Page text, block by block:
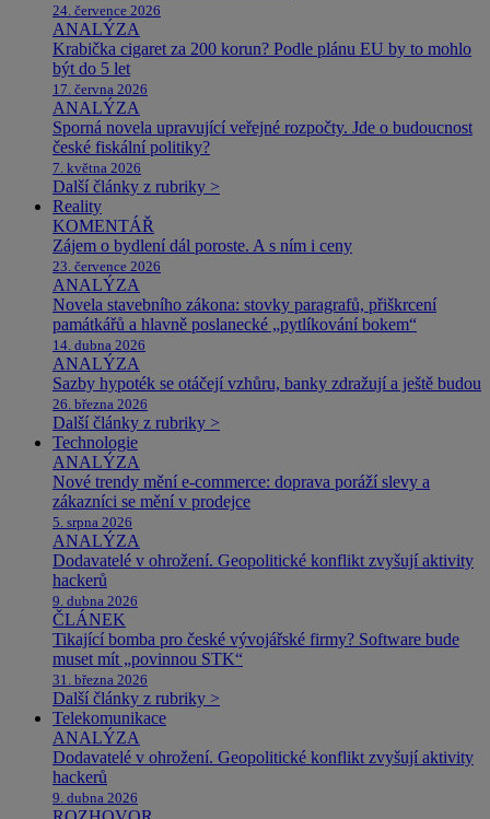
24. července 2026
ANALÝZA
Krabička cigaret za 200 korun? Podle plánu EU by to mohlo
být do 5 let
17. června 2026
ANALÝZA
Sporná novela upravující veřejné rozpočty. Jde o budoucnost
české fiskální politiky?
7. května 2026
Další články z rubriky >
Reality
KOMENTÁŘ
Zájem o bydlení dál poroste. A s ním i ceny
23. července 2026
ANALÝZA
Novela stavebního zákona: stovky paragrafů, přiškrcení
památkářů a hlavně poslanecké „pytlíkování bokem“
14. dubna 2026
ANALÝZA
Sazby hypoték se otáčejí vzhůru, banky zdražují a ještě budou
26. března 2026
Další články z rubriky >
Technologie
ANALÝZA
Nové trendy mění e-commerce: doprava poráží slevy a
zákazníci se mění v prodejce
5. srpna 2026
ANALÝZA
Dodavatelé v ohrožení. Geopolitické konflikt zvyšují aktivity
hackerů
9. dubna 2026
ČLÁNEK
Tikající bomba pro české vývojářské firmy? Software bude
muset mít „povinnou STK“
31. března 2026
Další články z rubriky >
Telekomunikace
ANALÝZA
Dodavatelé v ohrožení. Geopolitické konflikt zvyšují aktivity
hackerů
9. dubna 2026